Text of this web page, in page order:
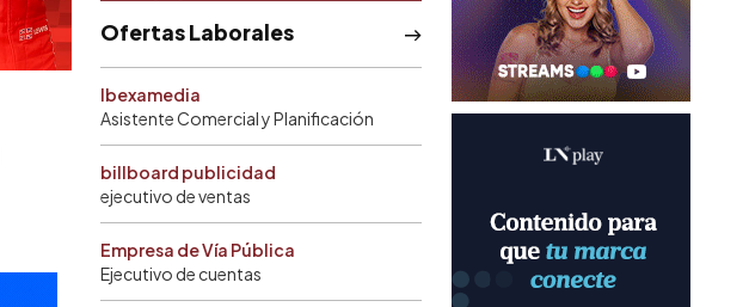
Ofertas Laborales
Ibexamedia
Asistente Comercial y Planificación
billboard publicidad
ejecutivo de ventas
Empresa de Vía Pública
Ejecutivo de cuentas